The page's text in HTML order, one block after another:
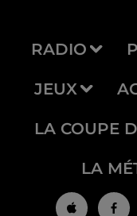
RADIO
JEUX
LA COUPE
LA